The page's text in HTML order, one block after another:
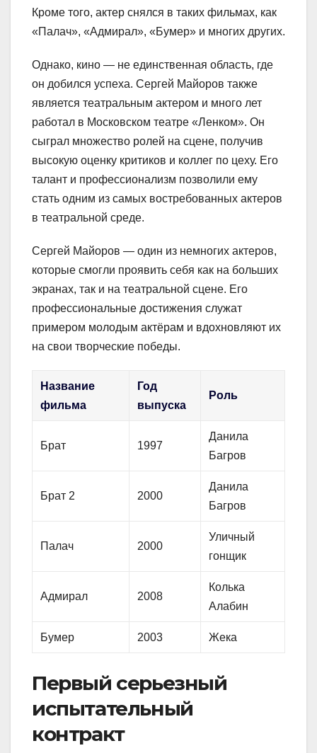
Кроме того, актер снялся в таких фильмах, как
«Палач», «Адмирал», «Бумер» и многих других.
Однако, кино — не единственная область, где
он добился успеха. Сергей Майоров также
является театральным актером и много лет
работал в Московском театре «Ленком». Он
сыграл множество ролей на сцене, получив
высокую оценку критиков и коллег по цеху. Его
талант и профессионализм позволили ему
стать одним из самых востребованных актеров
в театральной среде.
Сергей Майоров — один из немногих актеров,
которые смогли проявить себя как на больших
экранах, так и на театральной сцене. Его
профессиональные достижения служат
примером молодым актёрам и вдохновляют их
на свои творческие победы.
Название
фильма
Год
выпуска
Роль
Брат 1997
Данила
Багров
Брат 2 2000
Данила
Багров
Палач 2000
Уличный
гонщик
Адмирал 2008
Колька
Алабин
Бумер 2003 Жека
Первый серьезный
испытательный
контракт